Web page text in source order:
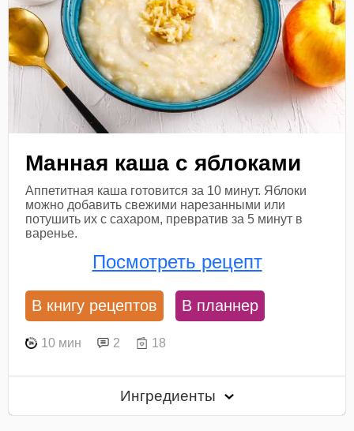
Манная каша с яблоками
Аппетитная каша готовится за 10 минут. Яблоки
можно добавить свежими нарезанными или
потушить их с сахаром, превратив за 5 минут в
варенье.
Посмотреть рецепт
В книгу рецептов В планнер
10 мин 2 18
Ингредиенты